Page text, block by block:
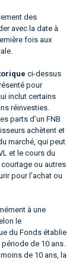
des
avec la date à
fois aux
ci-dessus
pour
inclut certains
réinvesties.
parts d’un FNB
achètent et
marché, qui peut
et le cours du
ou autres
pour l’achat ou
à une
le
du Fonds établie
de 10 ans.
de 10 ans, la